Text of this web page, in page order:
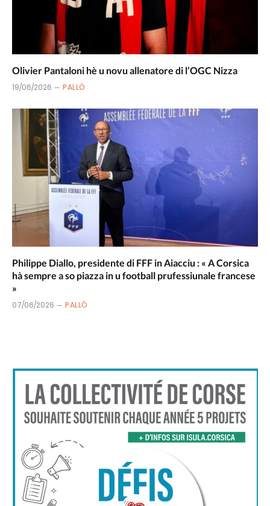
Olivier Pantaloni hè u novu allenatore di l’OGC Nizza
19/06/2026 PALLÒ
Philippe Diallo, presidente di FFF in Aiacciu : « A Corsica
hà sempre a so piazza in u football prufessiunale francese
»
07/06/2026 PALLÒ